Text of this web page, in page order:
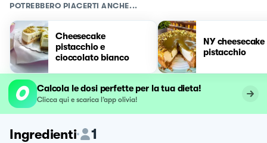
POTREBBERO PIACERTI ANCHE...
Cheesecake
pistacchio e
cioccolato bianco
NY
pistacchio
Calcola le dosi perfette per la tua dieta!
Clicca qui e scarica l’app olivia!
Ingredienti 1